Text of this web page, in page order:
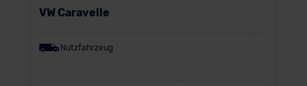
VW Caravelle
Nutzfahrzeug